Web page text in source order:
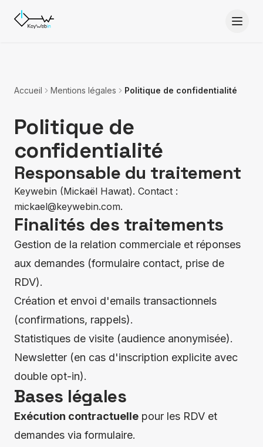
Accueil Mentions légales Politique de confidentialité
Politique de
confidentialité
Responsable du traitement
Keywebin (Mickaël Hawat). Contact :
mickael@keywebin.com.
Finalités des traitements
Gestion de la relation commerciale et réponses
aux demandes (formulaire contact, prise de
RDV).
Création et envoi d'emails transactionnels
(confirmations, rappels).
Statistiques de visite (audience anonymisée).
Newsletter (en cas d'inscription explicite avec
double opt-in).
Bases légales
Exécution contractuelle pour les RDV et
demandes via formulaire.